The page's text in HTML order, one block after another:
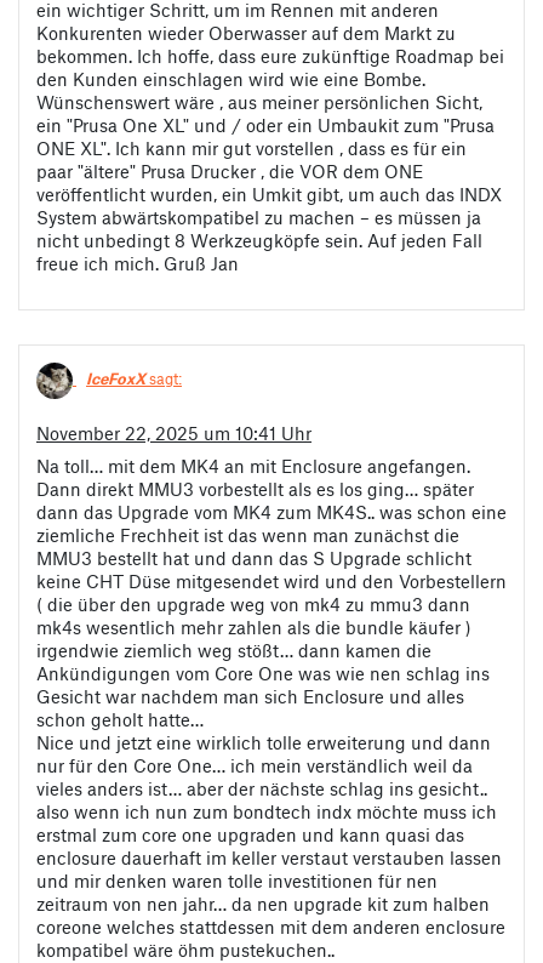
ein wichtiger Schritt, um im Rennen mit anderen
Konkurenten wieder Oberwasser auf dem Markt zu
bekommen. Ich hoffe, dass eure zukünftige Roadmap bei
den Kunden einschlagen wird wie eine Bombe.
Wünschenswert wäre , aus meiner persönlichen Sicht,
ein "Prusa One XL" und / oder ein Umbaukit zum "Prusa
ONE XL". Ich kann mir gut vorstellen , dass es für ein
paar "ältere" Prusa Drucker , die VOR dem ONE
veröffentlicht wurden, ein Umkit gibt, um auch das INDX
System abwärtskompatibel zu machen – es müssen ja
nicht unbedingt 8 Werkzeugköpfe sein. Auf jeden Fall
freue ich mich. Gruß Jan
IceFoxXsagt:
November 22, 2025 um 10:41 Uhr
Na toll… mit dem MK4 an mit Enclosure angefangen.
Dann direkt MMU3 vorbestellt als es los ging… später
dann das Upgrade vom MK4 zum MK4S.. was schon eine
ziemliche Frechheit ist das wenn man zunächst die
MMU3 bestellt hat und dann das S Upgrade schlicht
keine CHT Düse mitgesendet wird und den Vorbestellern
( die über den upgrade weg von mk4 zu mmu3 dann
mk4s wesentlich mehr zahlen als die bundle käufer )
irgendwie ziemlich weg stößt… dann kamen die
Ankündigungen vom Core One was wie nen schlag ins
Gesicht war nachdem man sich Enclosure und alles
schon geholt hatte…
Nice und jetzt eine wirklich tolle erweiterung und dann
nur für den Core One… ich mein verständlich weil da
vieles anders ist… aber der nächste schlag ins gesicht..
also wenn ich nun zum bondtech indx möchte muss ich
erstmal zum core one upgraden und kann quasi das
enclosure dauerhaft im keller verstaut verstauben lassen
und mir denken waren tolle investitionen für nen
zeitraum von nen jahr… da nen upgrade kit zum halben
coreone welches stattdessen mit dem anderen enclosure
kompatibel wäre öhm pustekuchen..